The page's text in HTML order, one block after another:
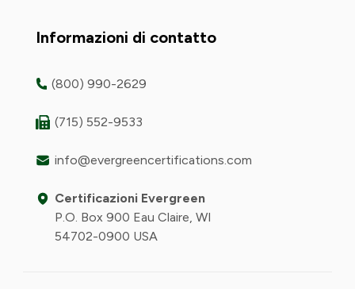
Informazioni di contatto
(800) 990-2629
(715) 552-9533
info@evergreencertifications.com
Certificazioni Evergreen
P.O. Box 900 Eau Claire, WI
54702-0900 USA